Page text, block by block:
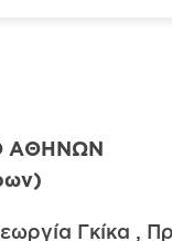
ΑΘΗΝΩΝ
Γκίκα ,